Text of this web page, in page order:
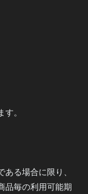
。
る場合に限り、
品毎の利用可能期